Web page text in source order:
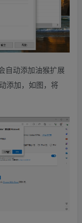
自动添加油猴扩展
添加，如图，将